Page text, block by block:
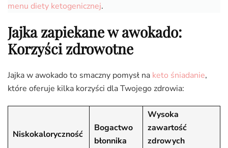
menu diety ketogenicznej.
Jajka zapiekane w awokado:
Korzyści zdrowotne
Jajka w awokado to smaczny pomysł na keto śniadanie,
które oferuje kilka korzyści dla Twojego zdrowia:
Niskokaloryczność
Bogactwo
błonnika
Wysoka
zawartość
zdrowych